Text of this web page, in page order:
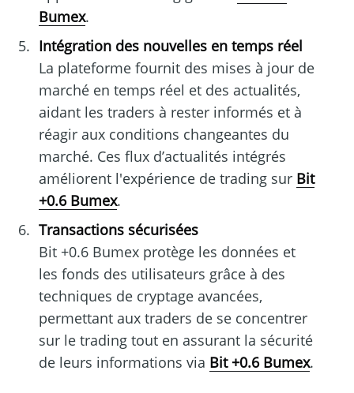
Bumex.
Intégration des nouvelles en temps réel
La plateforme fournit des mises à jour de
marché en temps réel et des actualités,
aidant les traders à rester informés et à
réagir aux conditions changeantes du
marché. Ces flux d’actualités intégrés
améliorent l'expérience de trading sur Bit
+0.6 Bumex.
Transactions sécurisées
Bit +0.6 Bumex protège les données et
les fonds des utilisateurs grâce à des
techniques de cryptage avancées,
permettant aux traders de se concentrer
sur le trading tout en assurant la sécurité
de leurs informations via Bit +0.6 Bumex.